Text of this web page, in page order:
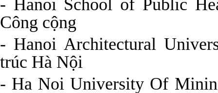
- Hanoi School of Public
Công cộng
- Hanoi Architectural
trúc Hà Nội
- Ha Noi University Of